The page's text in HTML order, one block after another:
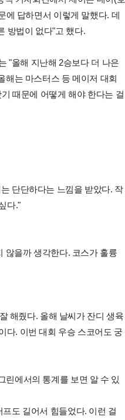
에 답하면서 이렇게 말했다. 데
방법이 없다"고 했다.
"올해 지난해 2승보다 더 나은
해는 마스터스 등 메이저 대회
때문에 어떻게 해야 한다는 걸
단단하다는 느낌을 받았다. 작
다."
않을까 생각한다. 코스가 훌륭
해줬다. 올해 날씨가 잔디 생육
다. 이번 대회 우승 스코어도 궁
린에서의 통계를 보면 알 수 있
도 길어서 힘들었다. 이런 걸